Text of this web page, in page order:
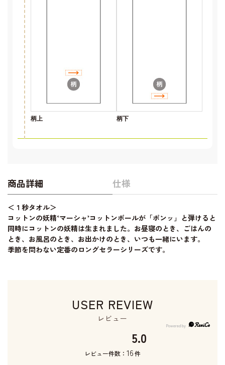
柄上 柄下
商品詳細 仕様
＜１秒タオル＞
コットンの妖精‘マーシャ’コットンボールが「ポンッ」と弾けると
同時にコットンの妖精は生まれました。お昼寝のとき、ごはんの
とき、お風呂のとき、お出かけのとき、いつも一緒にいます。
季節を問わない定番のロングセラーシリーズです。
USER REVIEW
レビュー
5.0
レビュー件数： 16件